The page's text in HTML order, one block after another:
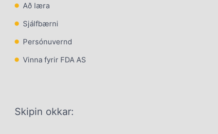
Að læra
Sjálfbærni
Persónuvernd
Vinna fyrir FDA AS
Skipin okkar: